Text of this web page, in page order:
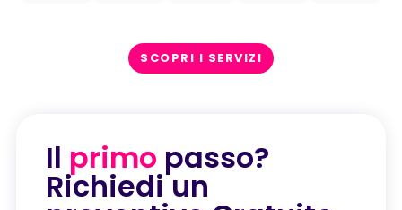
SCOPRI I SERVIZI
Il primo passo?
Richiedi un